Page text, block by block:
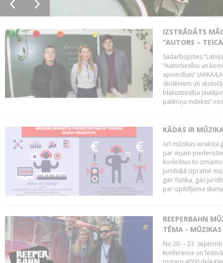
IZSTRĀDĀTS
“AUTORS –
Sadarbojoties
“Autortiesību un
apvienības” (AKKA/
skolēniem un
blakustiesību
patēriņa indekss”
KĀDAS IR
Arī mūzikas ieraksta
par viņam
konkrētus to
Juridiskā izpratnē
gan fiziska, gan
par izpildījuma
REEPERBAHN
TĒMA -
No 20. – 23.
konference un